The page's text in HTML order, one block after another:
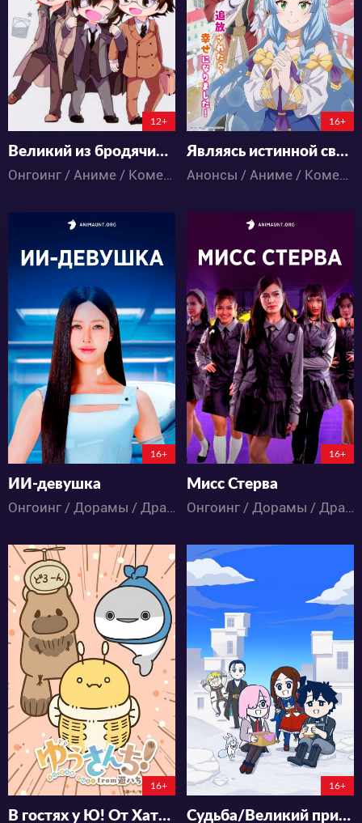
33 19
6:4:9:31
12+
Великий из бродячих псов: Шуточные истории 2
Онгоинг / Аниме / Комедия
1 0
147:18:37:31
16+
Являясь истинной святой девой, я была изгнана, поэтому этой стране уже конец
Анонсы / Аниме / Комедия / Романтика / Фэнтези
2937
21 15
5:6:9:31
16+
ИИ-девушка
Онгоинг / Дорамы / Драма / Комедия / Романтика
7850
50 22
16+
Мисс Стерва
Онгоинг / Дорамы / Драма / Комедия / Мистика
98
2
54:16:1:31
16+
В гостях у Ю! От Хати Ю
128
3 0
0:0:0
16+
Судьба/Великий приказ: Рицука Фудзимару не понимает этого 4